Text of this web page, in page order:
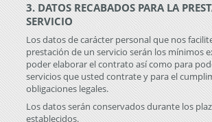
3. DATOS RECABADOS PARA LA
SERVICIO
Los datos de carácter personal que nos
prestación de un servicio serán los mínimos
poder elaborar el contrato así como para
servicios que usted contrate y para el
obligaciones legales.
Los datos serán conservados durante los
establecidos.